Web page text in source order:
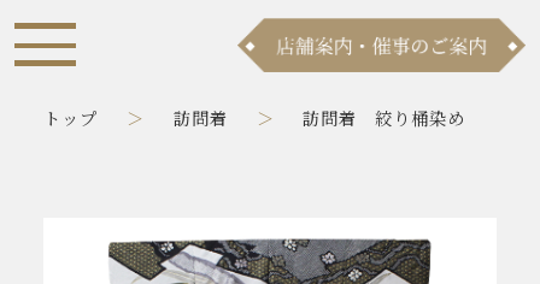
トップ 訪問着 訪問着 絞り桶染め